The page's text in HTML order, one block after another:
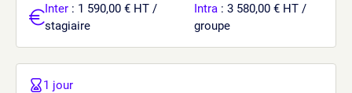
Inter : 1 590,00 € HT /
stagiaire
Intra : 3 580,00 € HT /
groupe
1 jour